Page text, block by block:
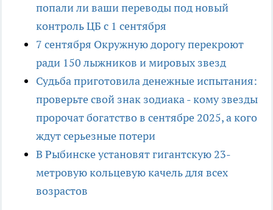
попали ли ваши переводы под новый
контроль ЦБ с 1 сентября
7 сентября Окружную дорогу перекроют
ради 150 лыжников и мировых звезд
Судьба приготовила денежные испытания:
проверьте свой знак зодиака - кому звезды
пророчат богатство в сентябре 2025, а кого
ждут серьезные потери
В Рыбинске установят гигантскую 23-
метровую кольцевую качель для всех
возрастов